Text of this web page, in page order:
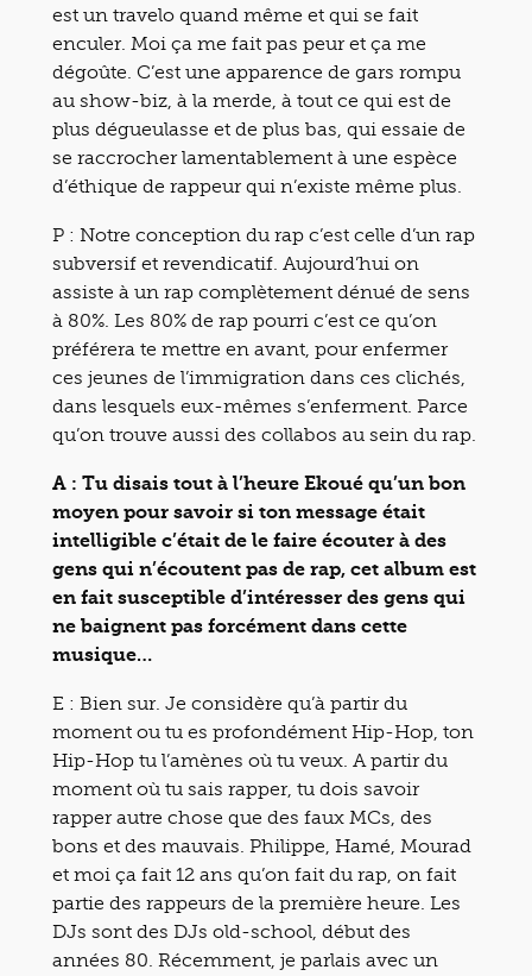
est un travelo quand même et qui se fait
enculer. Moi ça me fait pas peur et ça me
dégoûte. C’est une apparence de gars rompu
au show-biz, à la merde, à tout ce qui est de
plus dégueulasse et de plus bas, qui essaie de
se raccrocher lamentablement à une espèce
d’éthique de rappeur qui n’existe même plus.
P : Notre conception du rap c’est celle d’un rap
subversif et revendicatif. Aujourd’hui on
assiste à un rap complètement dénué de sens
à 80%. Les 80% de rap pourri c’est ce qu’on
préférera te mettre en avant, pour enfermer
ces jeunes de l’immigration dans ces clichés,
dans lesquels eux-mêmes s’enferment. Parce
qu’on trouve aussi des collabos au sein du rap.
A : Tu disais tout à l’heure Ekoué qu’un bon
moyen pour savoir si ton message était
intelligible c’était de le faire écouter à des
gens qui n’écoutent pas de rap, cet album est
en fait susceptible d’intéresser des gens qui
ne baignent pas forcément dans cette
musique…
E : Bien sur. Je considère qu’à partir du
moment ou tu es profondément Hip-Hop, ton
Hip-Hop tu l’amènes où tu veux. A partir du
moment où tu sais rapper, tu dois savoir
rapper autre chose que des faux MCs, des
bons et des mauvais. Philippe, Hamé, Mourad
et moi ça fait 12 ans qu’on fait du rap, on fait
partie des rappeurs de la première heure. Les
DJs sont des DJs old-school, début des
années 80. Récemment, je parlais avec un